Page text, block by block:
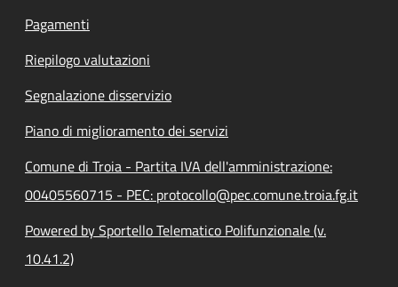
Pagamenti
Riepilogo valutazioni
Segnalazione disservizio
Piano di miglioramento dei servizi
Comune di Troia - Partita IVA dell'amministrazione:
00405560715 - PEC: protocollo@pec.comune.troia.fg.it
Powered by Sportello Telematico Polifunzionale (v.
10.41.2)